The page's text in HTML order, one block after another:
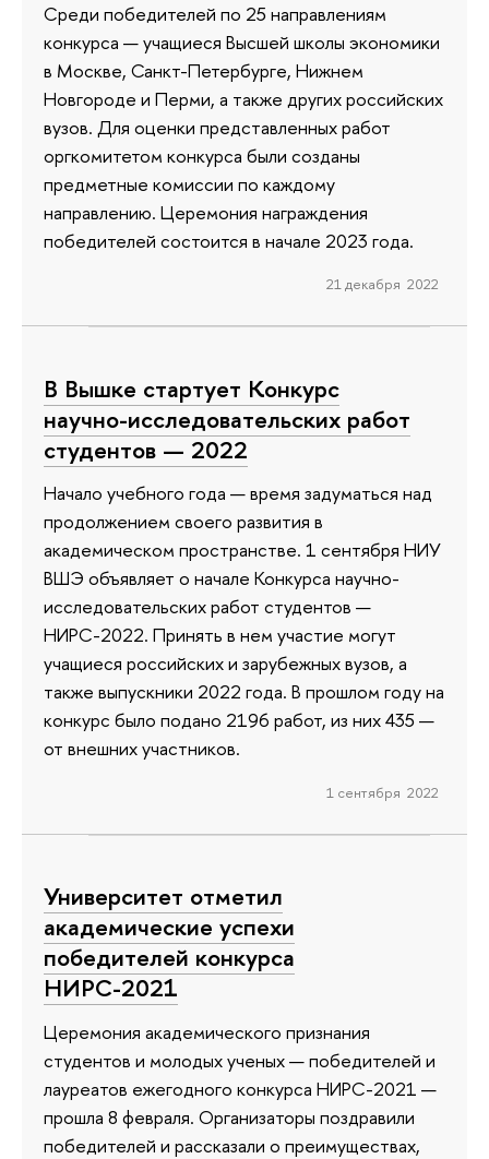
Среди победителей по 25 направлениям
конкурса — учащиеся Высшей школы экономики
в Москве, Санкт-Петербурге, Нижнем
Новгороде и Перми, а также других российских
вузов. Для оценки представленных работ
оргкомитетом конкурса были созданы
предметные комиссии по каждому
направлению. Церемония награждения
победителей состоится в начале 2023 года.
21 декабря 2022
В Вышке стартует Конкурс
научно-исследовательских работ
студентов — 2022
Начало учебного года — время задуматься над
продолжением своего развития в
академическом пространстве. 1 сентября НИУ
ВШЭ объявляет о начале Конкурса научно-
исследовательских работ студентов —
НИРС-2022. Принять в нем участие могут
учащиеся российских и зарубежных вузов, а
также выпускники 2022 года. В прошлом году на
конкурс было подано 2196 работ, из них 435 —
от внешних участников.
1 сентября 2022
Университет отметил
академические успехи
победителей конкурса
НИРС-2021
Церемония академического признания
студентов и молодых ученых — победителей и
лауреатов ежегодного конкурса НИРС-2021 —
прошла 8 февраля. Организаторы поздравили
победителей и рассказали о преимуществах,